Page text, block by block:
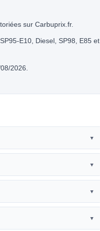
sur Carbuprix.fr.
E10, Diesel, SP98, E85 et
2026.